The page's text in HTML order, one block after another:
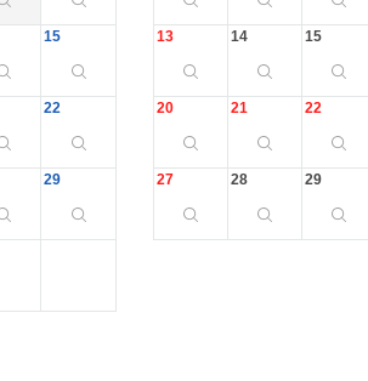
15
22
29
13 14 15
20 21 22
27 28 29